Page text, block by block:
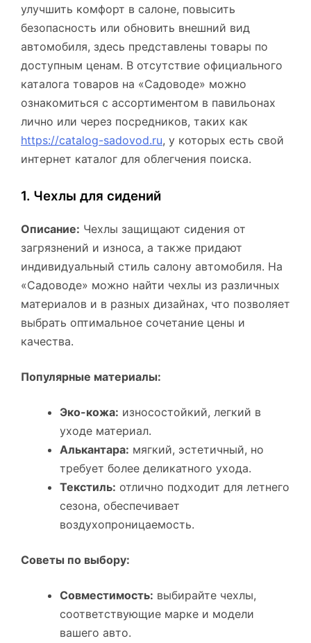
улучшить комфорт в салоне, повысить
безопасность или обновить внешний вид
автомобиля, здесь представлены товары по
доступным ценам. В отсутствие официального
каталога товаров на «Садоводе» можно
ознакомиться с ассортиментом в павильонах
лично или через посредников, таких как
https://catalog-sadovod.ru, у которых есть свой
интернет каталог для облегчения поиска.
1. Чехлы для сидений
Описание: Чехлы защищают сидения от
загрязнений и износа, а также придают
индивидуальный стиль салону автомобиля. На
«Садоводе» можно найти чехлы из различных
материалов и в разных дизайнах, что позволяет
выбрать оптимальное сочетание цены и
качества.
Популярные материалы:
Эко-кожа: износостойкий, легкий в
уходе материал.
Алькантара: мягкий, эстетичный, но
требует более деликатного ухода.
Текстиль: отлично подходит для летнего
сезона, обеспечивает
воздухопроницаемость.
Советы по выбору:
Совместимость: выбирайте чехлы,
соответствующие марке и модели
вашего авто.